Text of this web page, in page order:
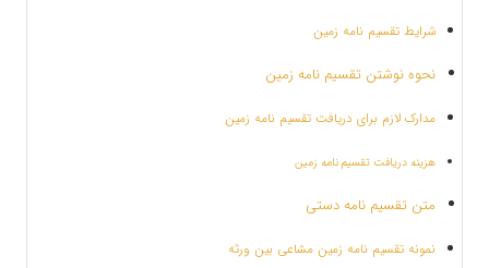
شرایط تقسیم نامه زمین
نحوه نوشتن تقسیم نامه زمین
مدارک لازم برای دریافت تقسیم نامه زمین
هزینه دریافت تقسیم نامه زمین
متن تقسیم نامه دستی
نمونه تقسیم نامه زمین مشاعی بین ورثه